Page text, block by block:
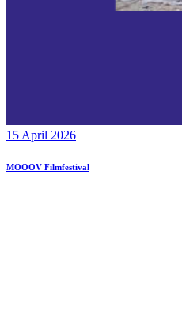
15 April 2026
MOOOV Filmfestival